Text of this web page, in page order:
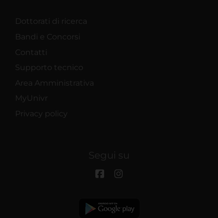
Dottorati di ricerca
Bandi e Concorsi
Contatti
Supporto tecnico
Area Amministrativa
MyUnivr
Privacy policy
Segui su